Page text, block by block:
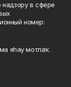
в сфере
номер:
яһау мотлаҡ.